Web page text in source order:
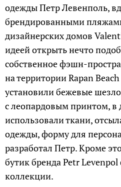
одежды Петр Левенполь,
брендированными
дизайнерских домов
идеей открыть нечто
собственное фэшн-
на территории Rapan
установили бежевые
с леопардовым принтом, в
использовали ткани,
одежды, форму для
разработал Петр. Кроме
бутик бренда Petr
коллекции.